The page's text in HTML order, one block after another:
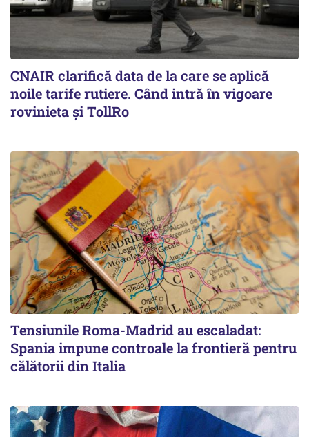
CNAIR clarifică data de la care se aplică
noile tarife rutiere. Când intră în vigoare
rovinieta și TollRo
Tensiunile Roma-Madrid au escaladat:
Spania impune controale la frontieră pentru
călătorii din Italia